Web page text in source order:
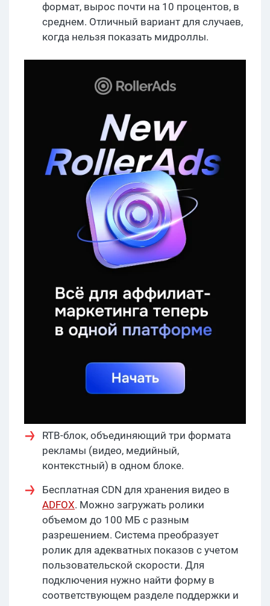
формат, вырос почти на 10 процентов, в
среднем. Отличный вариант для случаев,
когда нельзя показать мидроллы.
RTB-блок, объединяющий три формата
рекламы (видео, медийный,
контекстный) в одном блоке.
Бесплатная CDN для хранения видео в
ADFOX. Можно загружать ролики
объемом до 100 МБ с разным
разрешением. Система преобразует
ролик для адекватных показов с учетом
пользовательской скорости. Для
подключения нужно найти форму в
соответствующем разделе поддержки и